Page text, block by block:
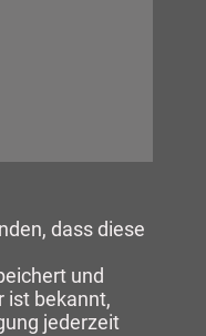
dass diese
und
ist bekannt,
jederzeit